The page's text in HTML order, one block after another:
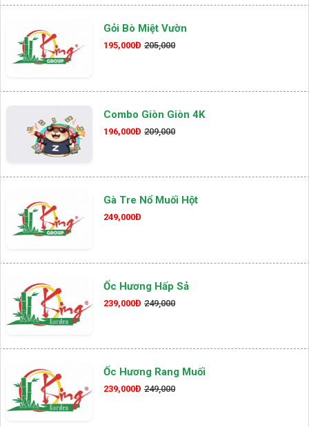
Gỏi Bò Miệt Vườn
195,000Đ 205,000
Combo Giòn Giòn 4K
196,000Đ 209,000
Gà Tre Nổ Muối Hột
249,000Đ
Ốc Hương Hấp Sả
239,000Đ 249,000
Ốc Hương Rang Muối
239,000Đ 249,000